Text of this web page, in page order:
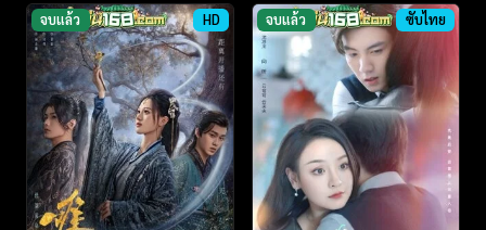
จบแล้ว HD จบแล้ว ซับไทย